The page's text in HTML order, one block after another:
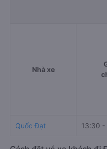
Nhà xe
Quốc Đạt 13:30 -